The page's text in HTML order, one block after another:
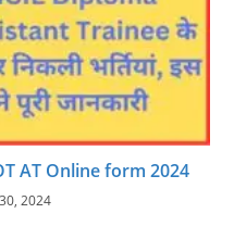
AT Online form 2024
2024